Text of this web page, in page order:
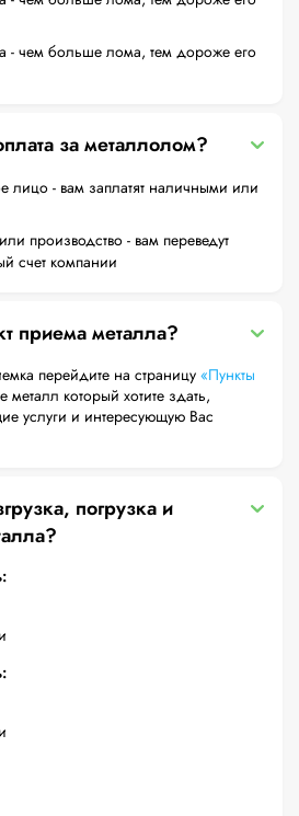
- чем больше лома, тем дороже его
за металлолом?
лицо - вам заплатят наличными или
производство - вам переведут
счет компании
приема металла?
перейдите на страницу «Пункты
металл который хотите здать,
погрузка и